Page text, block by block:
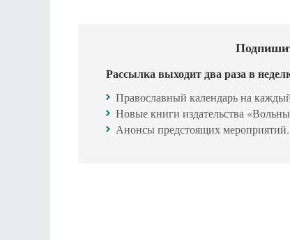
Рассылка выходит два раза в
Православный календарь на
Новые книги издательства
Анонсы предстоящих мероприятий.